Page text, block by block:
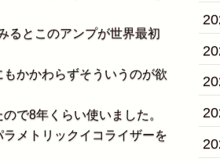
るとこのアンプが世界最初
かかわらずそういうのが欲
で8年くらい使いました。
メトリックイコライザーを